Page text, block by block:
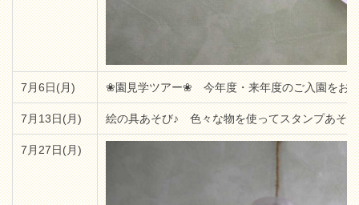
7月6日(月) ❀園見学ツアー❀ 今年度・来年度のご入園をお
7月13日(月) 絵の具あそび♪ 色々な物を使ってスタンプあそ
7月27日(月)